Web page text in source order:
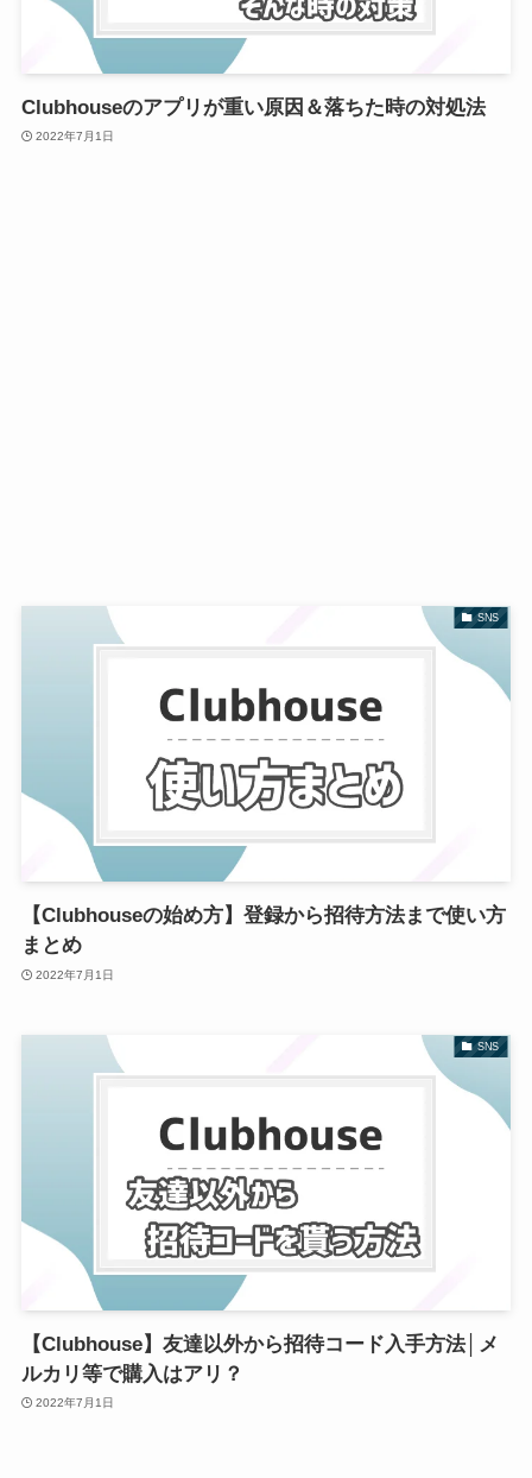
Clubhouseのアプリが重い原因＆落ちた時の対処法
2022年7月1日
SNS
【Clubhouseの始め方】登録から招待方法まで使い方
まとめ
2022年7月1日
SNS
【Clubhouse】友達以外から招待コード入手方法│メ
ルカリ等で購入はアリ？
2022年7月1日